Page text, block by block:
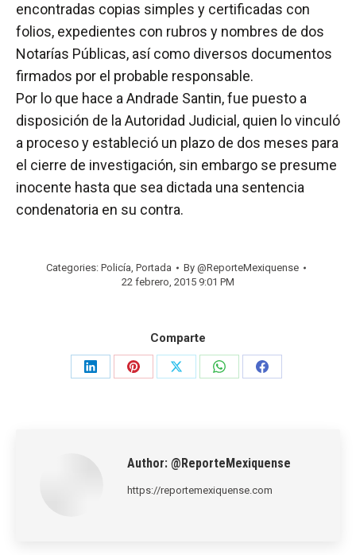
encontradas copias simples y certificadas con
folios, expedientes con rubros y nombres de dos
Notarías Públicas, así como diversos documentos
firmados por el probable responsable.
Por lo que hace a Andrade Santin, fue puesto a
disposición de la Autoridad Judicial, quien lo vinculó
a proceso y estableció un plazo de dos meses para
el cierre de investigación, sin embargo se presume
inocente hasta que sea dictada una sentencia
condenatoria en su contra.
Categories: Policía, Portada By @ReporteMexiquense
22 febrero, 2015 9:01 PM
Comparte
Share
Share
Share
Share
Share
Author: @ReporteMexiquense
https://reportemexiquense.com